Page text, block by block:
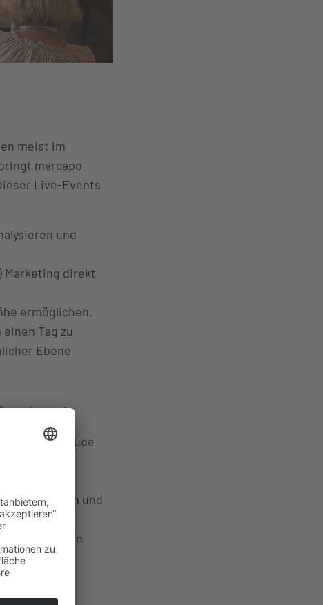
meist im
marcapo
Live-Events
und
Marketing direkt
ermöglichen.
Tag zu
Ebene
Braugebäude
eigenen,
als Event-
und
Themen in